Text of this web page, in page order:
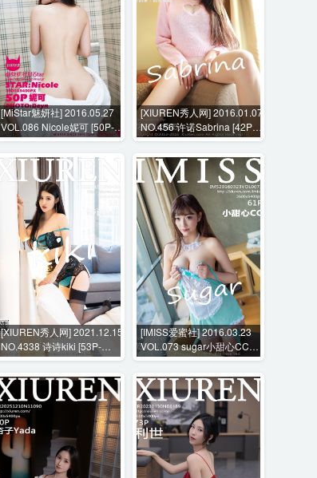
[MiStar魅妍社] 2016.05.27
VOL.086 Nicole妮可 [50P-
180M]
[XIUREN秀人网] 2016.01.07
NO.456 许诺Sabrina [42P-
130MB]
[XIUREN秀人网] 2021.12.15
NO.4338 诗诗kiki [53P-
448MB]
[IMISS爱蜜社] 2016.03.23
VOL.073 sugar小甜心CC
[61P-316MB]